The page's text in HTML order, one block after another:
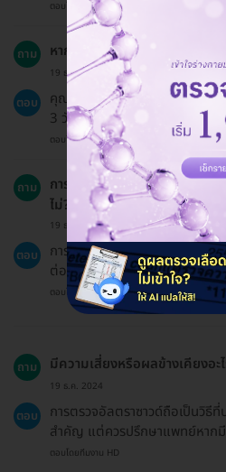
ตอบโดยทีมงาน HD
ถาม หากฉันต้องการเลื่อนนัดจะทำได้อย่
19 ธ.ค. 2024
ตอบ
คุณสามารถเลื่อนนัดได้ด้วยการ
3 วันทำการ ตามข้อมูลที่ระบุในคู
ตอบโดยทีมงาน HD
ถาม
การตรวจอัลตราซาวด์ 3 มิติ แ
ไม่?
19 ธ.ค. 2024
ตอบ
การตรวจอัลตราซาวด์ถือเป็นวิธี
ต่อทารกในครรภ์
ตอบโดยทีมงาน HD
ถาม มีความเสี่ยงหรือผลข้างเคียงอะ
19 ธ.ค. 2024
ตอบ
การตรวจอัลตราซาวด์ถือเป็นวิธี
สำคัญ แต่ควรปรึกษาแพทย์หาก
ตอบโดยทีมงาน HD